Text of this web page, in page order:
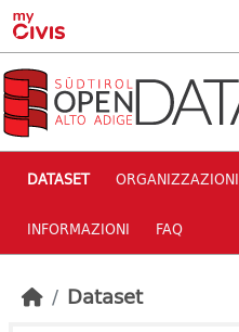
Skip to main content
DATASET ORGANIZZAZIONI
INFORMAZIONI FAQ
Dataset